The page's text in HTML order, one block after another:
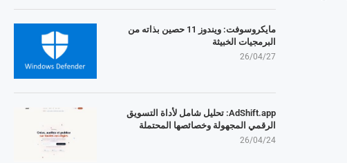
مايكروسوفت: ويندوز 11 حصين بذاته من
البرمجيات الخبيثة
26/04/27
AdShift.app: تحليل شامل لأداة التسويق
الرقمي المجهولة وخصائصها المحتملة
26/04/24